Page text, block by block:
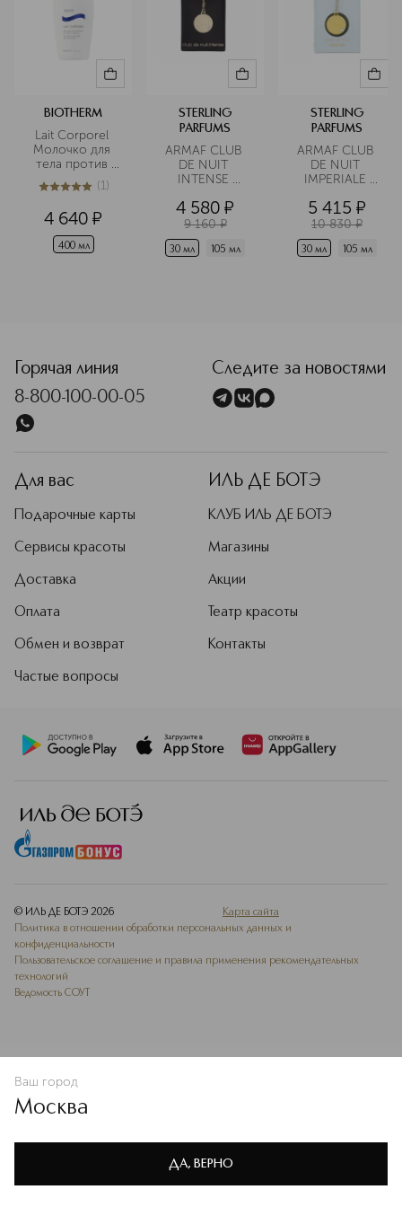
Политике конфиденциальности
BIOTHERM
Lait Corporel
Молочко для
тела против
сухости
5из 51 (1)
4 640 ¤
400 мл
STERLING
PARFUMS
ARMAF CLUB
DE NUIT
INTENSE
Парфюмерная
вода
4 580 ¤
9 160 ¤
30 мл 105 мл
STERLING
PARFUMS
ARMAF CLUB
DE NUIT
IMPERIALE
вода
5 415 ¤
10 830 ¤
30 мл 105 мл
В КОРЗИНУ
Горячая линия
8-800-100-00-05
Следите за новостями
Для вас
Подарочные карты
Сервисы красоты
Доставка
Оплата
Обмен и возврат
Частые вопросы
ИЛЬ ДЕ БОТЭ
КЛУБ ИЛЬ ДЕ БОТЭ
Магазины
Акции
Театр красоты
Контакты
© ИЛЬ ДЕ БОТЭ 2026
Карта сайта
Политика в отношении обработки персональных данных и
конфиденциальности
Пользовательское соглашение и правила применения рекомендательных
технологий
Ведомость СОУТ
Ваш город
Москва
ДА, ВЕРНО